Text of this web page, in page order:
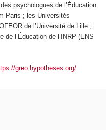
psychologues de l’Éducation
Paris ; les Universités
de l’Université de Lille ;
de l’Éducation de l’INRP (ENS
greo.hypotheses.org/